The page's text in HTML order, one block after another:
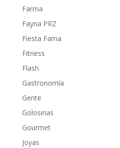
Farma
Fayna PRZ
Fiesta Fama
Fitness
Flash
Gastronomía
Gente
Golosinas
Gourmet
Joyas